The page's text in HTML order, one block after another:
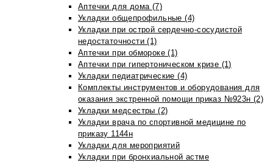
Аптечки для дома (7)
Укладки общепрофильные (4)
Укладки при острой сердечно-сосудистой
недостаточности (1)
Аптечки при обмороке (1)
Аптечки при гипертоническом кризе (1)
Укладки педиатрические (4)
Комплекты инструментов и оборудования для
оказания экстренной помощи приказ №923н (2)
Укладки медсестры (2)
Укладки врача по спортивной медицине по
приказу 1144н
Укладки для мероприятий
Укладки при бронхиальной астме